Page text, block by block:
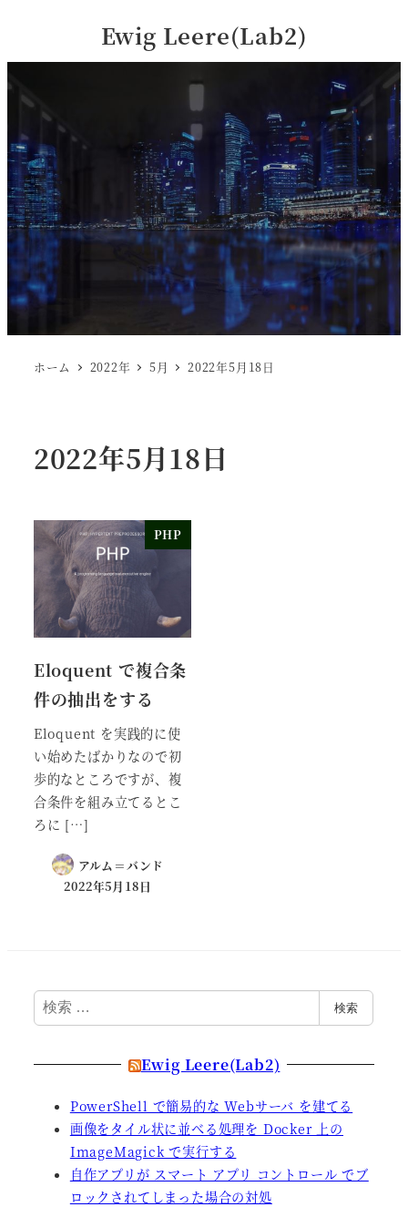
Ewig Leere(Lab2)
ホーム 2022年 5月 2022年5月18日
2022年5月18日
PHP
Eloquent で複合条
件の抽出をする
Eloquent を実践的に使
い始めたばかりなので初
歩的なところですが、複
合条件を組み立てるとこ
ろに […]
アルム＝バンド
2022年5月18日
検
索
検索
Ewig Leere(Lab2)
PowerShell で簡易的な Webサーバ を建てる
画像をタイル状に並べる処理を Docker 上の
ImageMagick で実行する
自作アプリが スマート アプリ コントロール でブ
ロックされてしまった場合の対処